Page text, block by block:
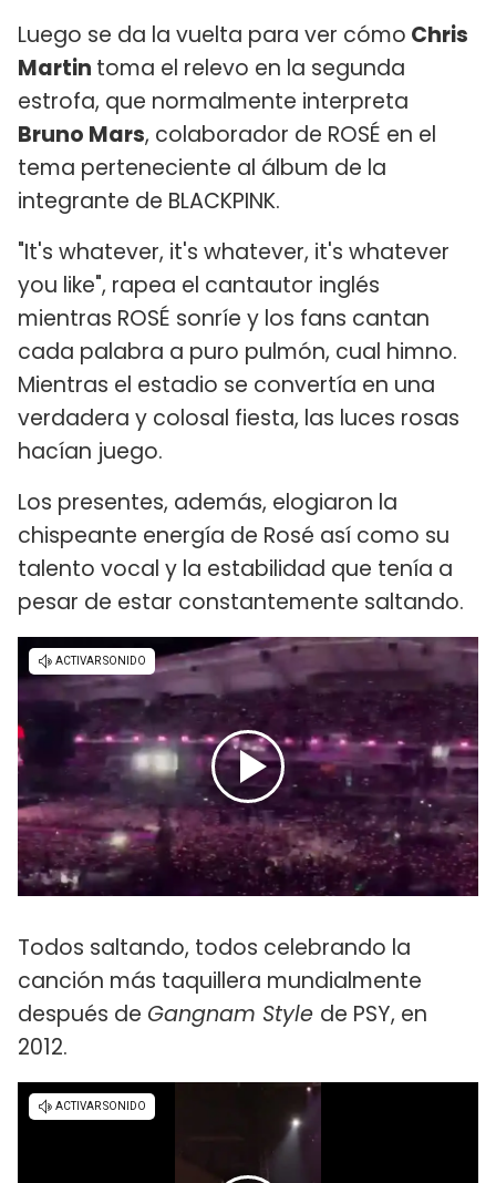
Luego se da la vuelta para ver cómo Chris
Martin toma el relevo en la segunda
estrofa, que normalmente interpreta
Bruno Mars, colaborador de ROSÉ en el
tema perteneciente al álbum de la
integrante de BLACKPINK.
"It's whatever, it's whatever, it's whatever
you like", rapea el cantautor inglés
mientras ROSÉ sonríe y los fans cantan
cada palabra a puro pulmón, cual himno.
Mientras el estadio se convertía en una
verdadera y colosal fiesta, las luces rosas
hacían juego.
Los presentes, además, elogiaron la
chispeante energía de Rosé así como su
talento vocal y la estabilidad que tenía a
pesar de estar constantemente saltando.
Todos saltando, todos celebrando la
canción más taquillera mundialmente
después de Gangnam Style de PSY, en
2012.